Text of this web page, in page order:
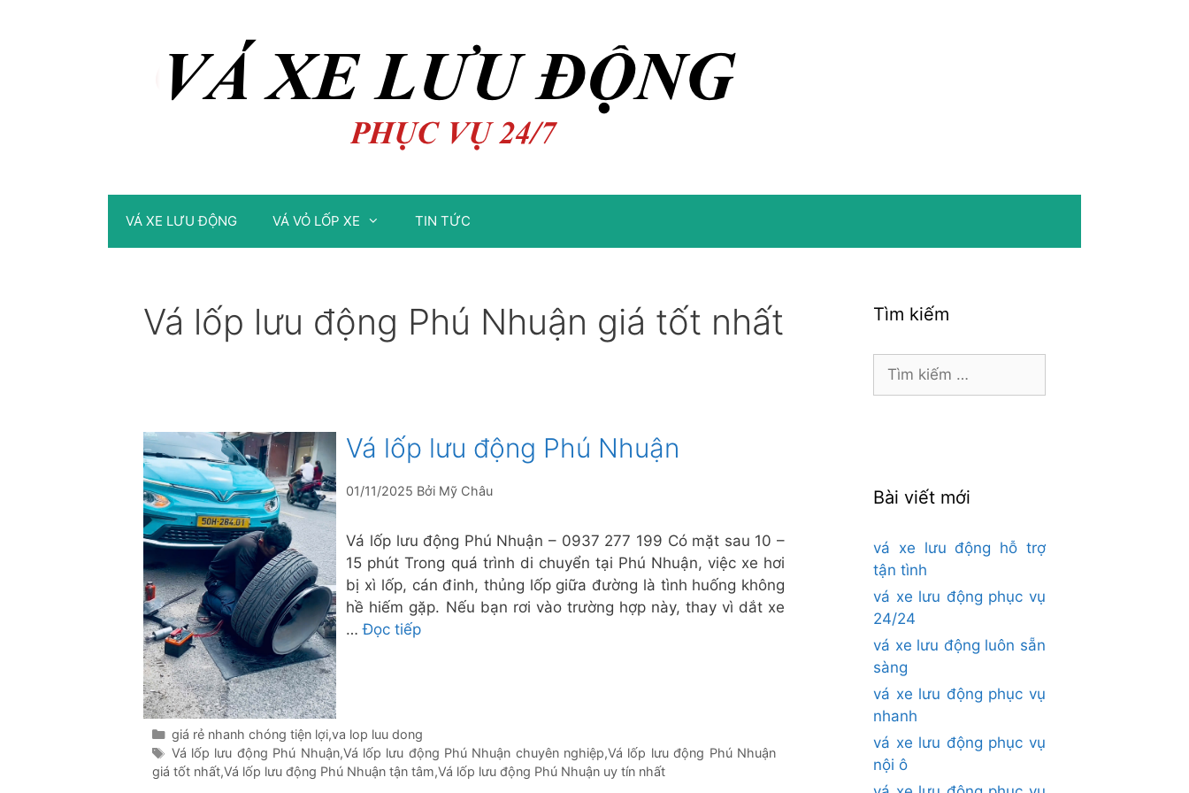
VÁ XE LƯU ĐỘNG VÁ VỎ LỐP XE TIN TỨC
Vá lốp lưu động Phú Nhuận giá tốt nhất
Vá lốp lưu động Phú Nhuận
01/11/2025 Bởi Mỹ Châu
Vá lốp lưu động Phú Nhuận – 0937 277 199 Có mặt sau 10 –
15 phút Trong quá trình di chuyển tại Phú Nhuận, việc xe hơi
bị xì lốp, cán đinh, thủng lốp giữa đường là tình huống không
hề hiếm gặp. Nếu bạn rơi vào trường hợp này, thay vì dắt xe
…Đọc tiếp
Danh
mục
giá rẻ nhanh chóng tiện lợi,va lop luu dong
Thẻ
Vá lốp lưu động Phú Nhuận,Vá lốp lưu động Phú Nhuận chuyên nghiệp,Vá lốp lưu động Phú Nhuận
giá tốt nhất,Vá lốp lưu động Phú Nhuận tận tâm,Vá lốp lưu động Phú Nhuận uy tín nhất
Tìm kiếm
Tìm
Bài viết mới
vá xe lưu động hỗ trợ
tận tình
vá xe lưu động phục vụ
24/24
vá xe lưu động luôn sẵn
sàng
vá xe lưu động phục vụ
nhanh
vá xe lưu động phục vụ
nội ô